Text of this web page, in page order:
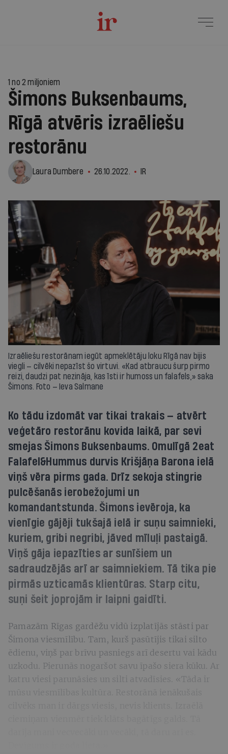
1 no 2 miljoniem
Šimons Buksenbaums,
Rīgā atvēris izraēliešu
restorānu
Laura Dumbere 26.10.2022. IR
Izraēliešu restorānam iegūt apmeklētāju loku Rīgā nav bijis
viegli — cilvēki nepazīst šo virtuvi. «Kad atbraucu šurp pirmo
reizi, daudzi pat nezināja, kas īsti ir humoss un falafels,» saka
Šimons. Foto — Ieva Salmane
Ko tādu izdomāt var tikai trakais — atvērt
veģetāro restorānu kovida laikā, par sevi
smejas Šimons Buksenbaums. Omulīgā 2eat
Falafel&Hummus durvis Krišjāņa Barona ielā
viņš vēra pirms gada. Drīz sekoja stingrie
pulcēšanās ierobežojumi un
komandantstunda. Šimons ievēroja, ka
vienīgie gājēji tukšajā ielā ir suņu saimnieki,
kuriem, gribi negribi, jāved mīluļi pastaigā.
Viņš gāja iepazīties ar sunīšiem un
sadraudzējās arī ar saimniekiem. Tā tika pie
pirmās uzticamās klientūras. Starp citu,
suņi šeit joprojām ir laipni gaidīti.
Pamazām Rīgas gardēžu vidū izplatījās stāsti par
Šimona viesmīlību. Tam, kurš pasūtījis tikai silto
ēdienu, viņš par brīvu pasniegs arī desertu vai kādu
uzkodu. Pierunās nogaršot savu īpašo siera kūku. Ar
katru viesi parunāsies un silti atvadīsies. «Tāda ir